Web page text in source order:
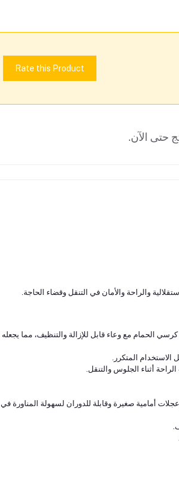
Rate this Product
حتى الآن.
والراحة والأمان في التنقل وقضاء الحاجة.
الحمام مع وعاء قابل للإزالة والتنظيف، مما يجعله
الاستخدام المتكرر.
أثناء الجلوس والتنقل.
أمامية صغيرة وقابلة للدوران لسهولة المناورة في